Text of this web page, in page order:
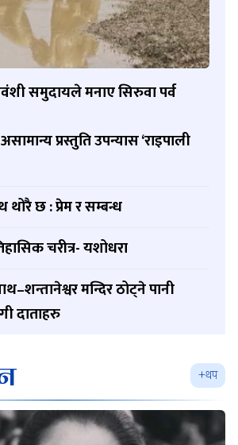
समुदायले मनाए सिरुवा पर्व
प्रस्तुति उपन्यास ‘राइपाली
छ : प्रेम र सम्बन्ध
चरीत्र- यशोधरा
मन्दिर ठोट्ने पानी
दाताहरु
+थप